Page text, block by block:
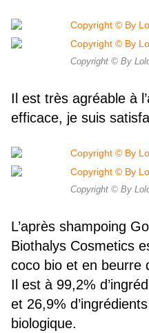
Copyright © By
Il est très agréable à
efficace, je suis
Copyright © By
L’après shampoing
Biothalys Cosmetics
coco bio et en beurre
Il est à 99,2%
et 26,9%
biologique.